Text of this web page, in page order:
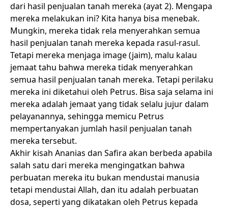
dari hasil penjualan tanah mereka (ayat 2). Mengapa
mereka melakukan ini? Kita hanya bisa menebak.
Mungkin, mereka tidak rela menyerahkan semua
hasil penjualan tanah mereka kepada rasul-rasul.
Tetapi mereka menjaga image (jaim), malu kalau
jemaat tahu bahwa mereka tidak menyerahkan
semua hasil penjualan tanah mereka. Tetapi perilaku
mereka ini diketahui oleh Petrus. Bisa saja selama ini
mereka adalah jemaat yang tidak selalu jujur dalam
pelayanannya, sehingga memicu Petrus
mempertanyakan jumlah hasil penjualan tanah
mereka tersebut.
Akhir kisah Ananias dan Safira akan berbeda apabila
salah satu dari mereka mengingatkan bahwa
perbuatan mereka itu bukan mendustai manusia
tetapi mendustai Allah, dan itu adalah perbuatan
dosa, seperti yang dikatakan oleh Petrus kepada